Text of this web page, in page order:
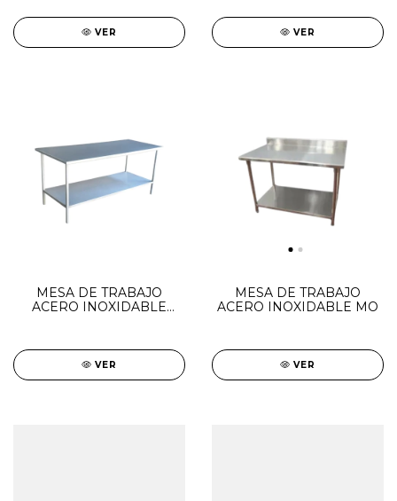
VER VER
MESA DE TRABAJO
ACERO INOXIDABLE
VER
MESA DE TRABAJO
ACERO INOXIDABLE MO
VER